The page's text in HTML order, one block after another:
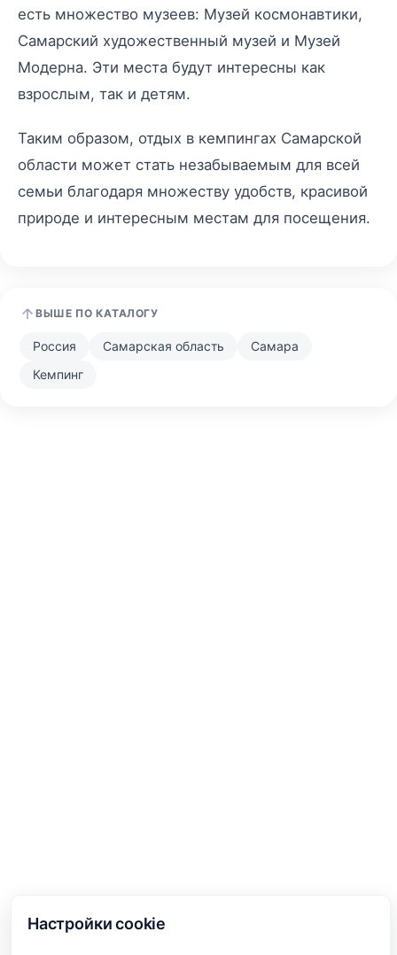
Настройки cookie
есть множество музеев: Музей космонавтики,
Самарский художественный музей и Музей
Модерна. Эти места будут интересны как
взрослым, так и детям.
Таким образом, отдых в кемпингах Самарской
области может стать незабываемым для всей
семьи благодаря множеству удобств, красивой
природе и интересным местам для посещения.
ВЫШЕ ПО КАТАЛОГУ
Россия Самарская область
Самара
Кемпинг